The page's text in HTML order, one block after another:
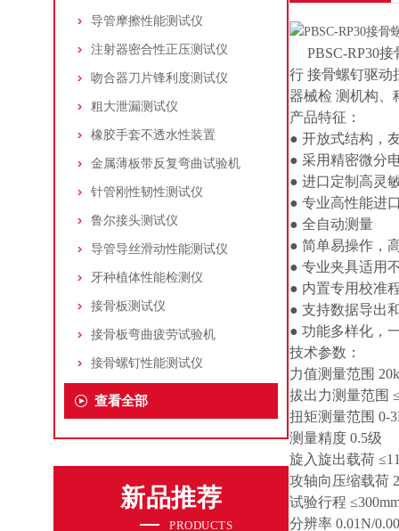
导管摩擦性能测试仪
注射器密合性正压测试仪
吻合器刀片锋利度测试仪
粗大泄漏测试仪
橡胶手套不透水性装置
金属薄板带反复弯曲试验机
针管刚性韧性测试仪
鲁尔接头测试仪
导管导丝滑动性能测试仪
牙种植体性能检测仪
接骨板测试仪
接骨板弯曲疲劳试验机
接骨螺钉性能测试仪
查看全部
新品推荐
PRODUCTS
PBSC-RP30接
行 接骨螺钉驱动
器械检 测机构、
产品特征：
● 开放式结构，
● 采用精密微分
● 进口定制高灵
● 专业高性能进
● 全自动测量
● 简单易操作，
● 专业夹具适用
● 内置专用校准
● 支持数据导出
● 功能多样化，
技术参数：
力值测量范围
拔出力测量范围
扭矩测量范围 0-
测量精度 0.5级
旋入旋出载荷
攻轴向压缩载荷
试验行程
分辨率 0.01N/